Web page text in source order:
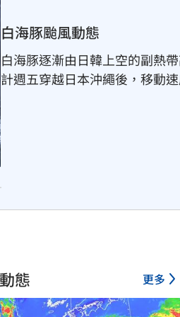
世界彼端 戰地實錄
跟著彭光偉，從中東戰地到歐
風險這不僅是一趟遠方戰場的
險地圖。
態 更多